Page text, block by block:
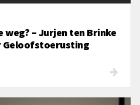
weg? – Jurjen ten Brinke
Geloofstoerusting